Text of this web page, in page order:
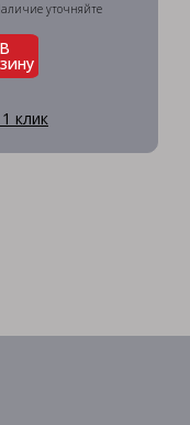
уточняйте
В
клик